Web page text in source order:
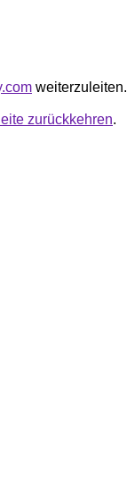
weiterzuleiten.
zurückkehren.